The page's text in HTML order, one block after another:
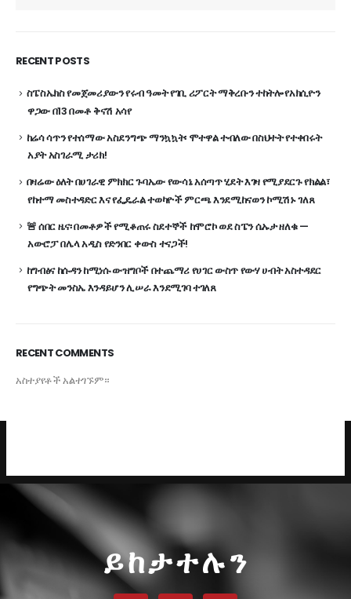
RECENT POSTS
ስፔስኤክስ የመጀመሪያውን የሩብ ዓመት የገቢ ሪፖርት ማቅረቡን ተከትሎ የአክሲዮን
ዋጋው በ13 በመቶ ቅናሽ አሳየ
ከሬሳ ሳጥን የተሰማው አስደንግጭ ማንኳኳት፡ ሞተዋል ተብለው በስህተት የተቀበሩት
አያት አስገራሚ ታሪክ!
በዛሬው ዕለት በሀገራዊ ምክክር ጉባኤው የውሳኔ አሰጣጥ ሂደት እገዛ የሚያደርጉ የክልል፣
የከተማ መስተዳድር እና የፌዴራል ተወካዮች ምርጫ እንደሚከናወን ኮሚሽኑ ገለጸ
🚨 ሰበር ዜና፡ በመቶዎች የሚቆጠሩ ስደተኞች ከሞሮኮ ወደ ስፔን ሴኡታ ዘለቁ —
አውሮፓ በሌላ አዲስ የድንበር ቀውስ ተናጋች!
ከግብፅና ከሱዳን ከሚነሱ ውዝግቦች በተጨማሪ የሀገር ውስጥ የውሃ ሀብት አስተዳደር
የግጭት መንስኤ እንዳይሆን ሊሠራ እንደሚገባ ተገለጸ
RECENT COMMENTS
አስተያየቶች አልተገኙም።
ይከታተሉን